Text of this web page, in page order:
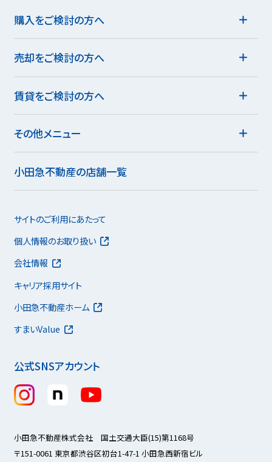
購入をご検討の方へ
売却をご検討の方へ
賃貸をご検討の方へ
その他メニュー
小田急不動産の店舗一覧
公式SNSアカウント
サイトのご利用にあたって
個人情報のお取り扱い
会社情報
キャリア採用サイト
小田急不動産ホーム
すまいValue
小田急不動産株式会社 国土交通大臣(15)第1168号
〒151-0061 東京都渋谷区初台1-47-1 小田急西新宿ビル